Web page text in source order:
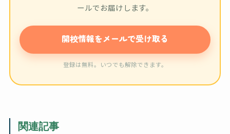
ールでお届けします。
開校情報をメールで受け取る
登録は無料。いつでも解除できます。
関連記事